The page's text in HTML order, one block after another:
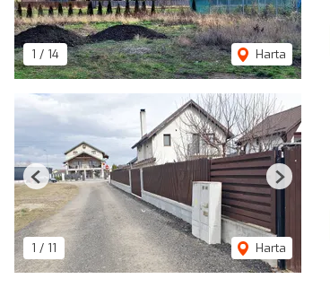
1 / 14 Harta
1 / 11 Harta
Previous Next